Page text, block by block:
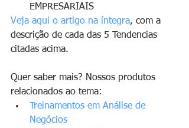
EMPRESARIAIS
Veja aqui o artigo na íntegra, com a
descrição de cada das 5 Tendencias
citadas acima.
Quer saber mais? Nossos produtos
relacionados ao tema:
Treinamentos em Análise de
Negócios